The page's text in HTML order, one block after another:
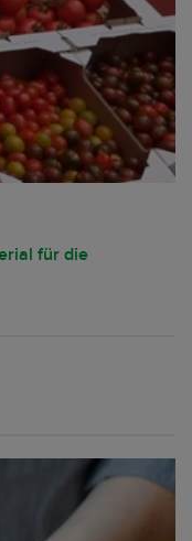
für die